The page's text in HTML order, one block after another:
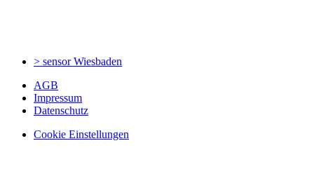
> sensorWiesbaden
AGB
Impressum
Datenschutz
Cookie Einstellungen